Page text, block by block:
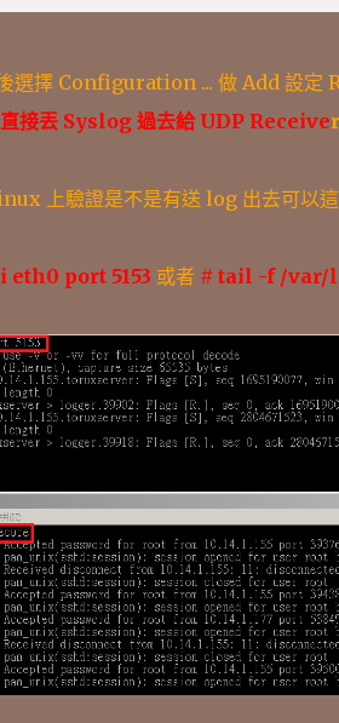
選擇 Configuration ... 做 Add 設定
直接丟 Syslog 過去給 UDP Receive
上驗證是不是有送 log 出去可以
eth0 port 5153 或者 # tail -f /var/